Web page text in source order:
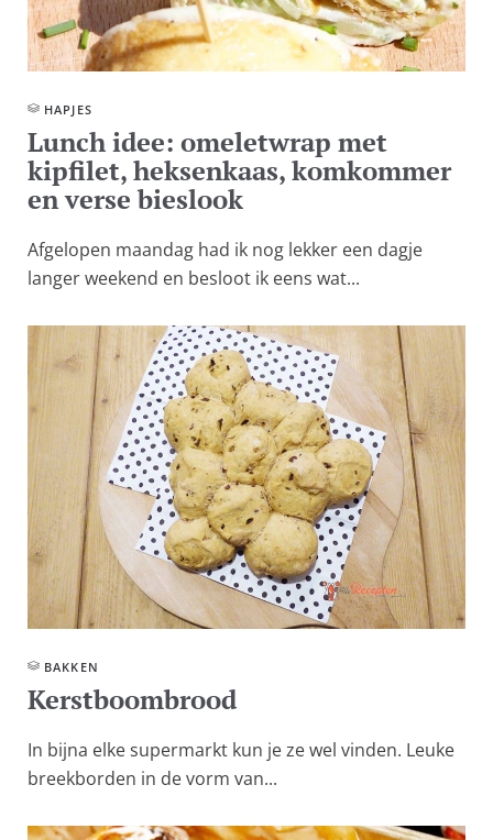
HAPJES
Lunch idee: omeletwrap met
kipfilet, heksenkaas, komkommer
en verse bieslook
Afgelopen maandag had ik nog lekker een dagje
langer weekend en besloot ik eens wat...
BAKKEN
Kerstboombrood
In bijna elke supermarkt kun je ze wel vinden. Leuke
breekborden in de vorm van...